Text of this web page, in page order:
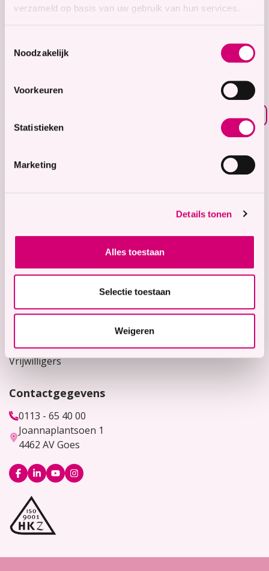
verzameld op basis van uw gebruik van hun services.
Noodzakelijk
Voorkeuren
Statistieken
Marketing
Details tonen
Alles toestaan
Selectie toestaan
Weigeren
Tijdelijke zorg
Bekijk onze 9 locaties
Snel naar
Bekijk hier onze vacatures
Vrijwilligers
Contactgegevens
0113 - 65 40 00
Joannaplantsoen 1
4462 AV Goes
Logo
Facebook
Logo
LinkedIn
LogoLogo